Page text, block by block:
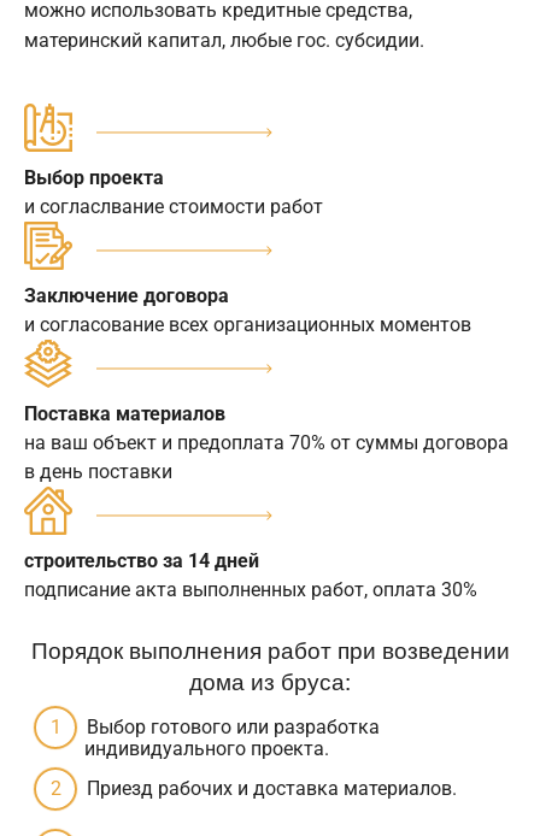
можно использовать кредитные средства,
материнский капитал, любые гос. субсидии.
Выбор проекта
и согласлвание стоимости работ
Заключение договора
и согласование всех организационных моментов
Поставка материалов
на ваш объект и предоплата 70% от суммы договора
в день поставки
строительство за 14 дней
подписание акта выполненных работ, оплата 30%
Порядок выполнения работ при возведении
дома из бруса:
Выбор готового или разработка
индивидуального проекта.
Приезд рабочих и доставка материалов.